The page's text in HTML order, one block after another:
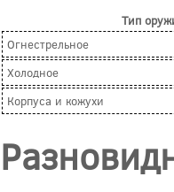
Тип
Огнестрельное
Холодное
Корпуса и кожухи